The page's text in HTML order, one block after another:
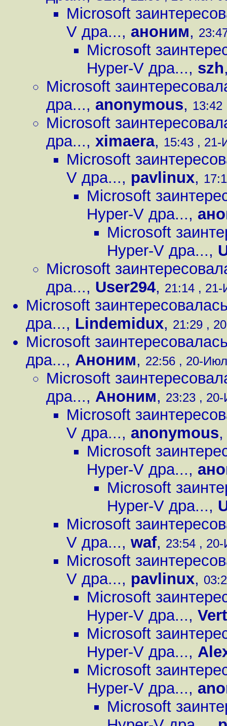
Microsoft
V дра..., аноним,
Microsoft
Hyper-V дра..., szh
Microsoft
дра..., anonymous,
Microsoft
дра..., ximaera, 15:43 ,
Microsoft
V дра..., pavlinux,
Microsoft
Hyper-V дра...,
Microsoft
Hyper-V дра...,
Microsoft
дра..., User294, 21:14 ,
Microsoft
дра..., Lindemidux, 21:29 ,
Microsoft
дра..., Аноним, 22:56 , 20-
Microsoft
дра..., Аноним, 23:23 ,
Microsoft
V дра..., anonymous
Microsoft
Hyper-V дра...,
Microsoft
Hyper-V дра...,
Microsoft
V дра..., waf, 23:54 ,
Microsoft
V дра..., pavlinux,
Microsoft
Hyper-V дра...,
Microsoft
Hyper-V дра...,
Microsoft
Hyper-V дра...,
Microsoft